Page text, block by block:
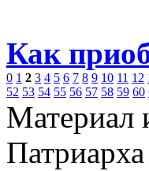
Как
0 1 2 3 4 5 6 7 8 9 10 11 12
52 53 54 55 56 57 58 59 60
Материал